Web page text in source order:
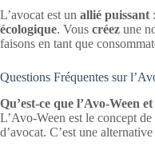
L’avocat est un allié puissant
écologique. Vous créez une
faisons en tant que
Questions Fréquentes sur
Qu’est-ce que l’Avo-Ween
L’Avo-Ween est le concept
d’avocat. C’est une alternative